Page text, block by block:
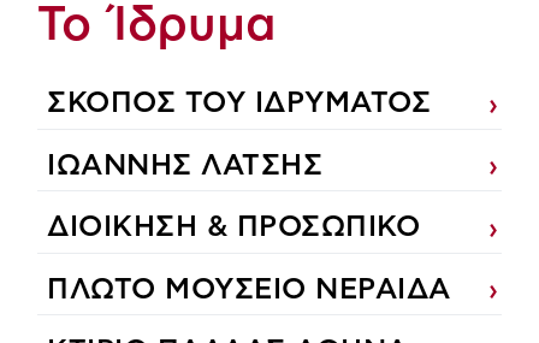
Το Ίδρυμα
ΣΚΟΠΟΣ ΤΟΥ ΙΔΡΥΜΑΤΟΣ
ΙΩΑΝΝΗΣ ΛΑΤΣΗΣ
ΔΙΟΙΚΗΣΗ & ΠΡΟΣΩΠΙΚΟ
ΠΛΩΤΟ ΜΟΥΣΕΙΟ ΝΕΡΑΙΔΑ